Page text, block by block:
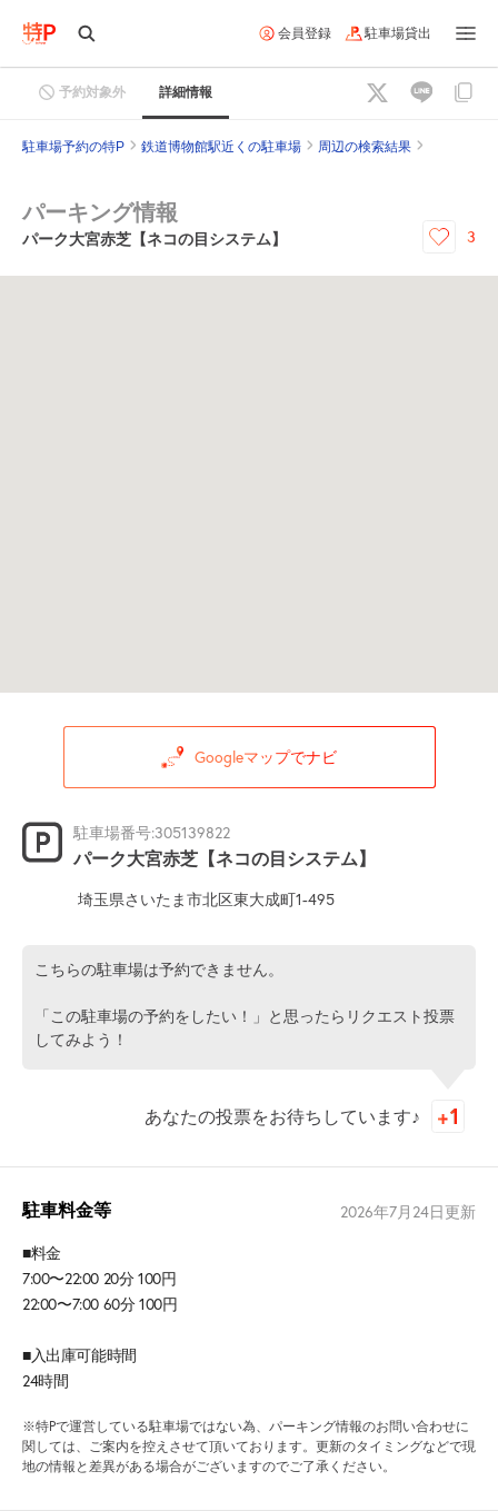
会員登録 駐車場貸出
予約対象外 詳細情報
駐車場予約の特P 鉄道博物館駅近くの駐車場 周辺の検索結果
パーキング情報
パーク大宮赤芝【ネコの目システム】 3
Googleマップでナビ
駐車場番号:305139822
パーク大宮赤芝【ネコの目システム】
埼玉県さいたま市北区東大成町1-495
こちらの駐車場は予約できません。
「この駐車場の予約をしたい！」と思ったらリクエスト投票
してみよう！
あなたの投票をお待ちしています♪
駐車料金等 2026年7月24日更新
■料金
7:00〜22:00 20分 100円
22:00〜7:00 60分 100円
■入出庫可能時間
24時間
※特Pで運営している駐車場ではない為、パーキング情報のお問い合わせに
関しては、ご案内を控えさせて頂いております。更新のタイミングなどで現
地の情報と差異がある場合がございますのでご了承ください。